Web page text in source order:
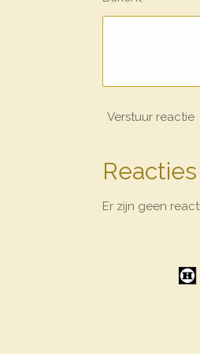
Verstuur reactie
Reacties
Er zijn geen